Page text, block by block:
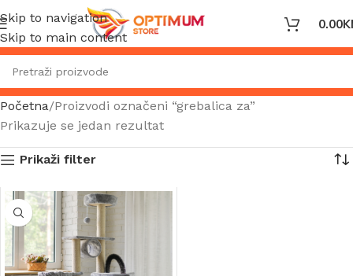
Skip to navigation
Skip to main content
0.00
Početna Proizvodi označeni “grebalica za”
Prikazuje se jedan rezultat
Prikaži filter